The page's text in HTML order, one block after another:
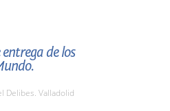
de los
Delibes. Valladolid